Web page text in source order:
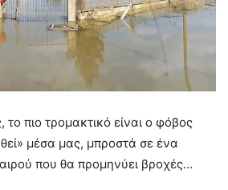
πιο τρομακτικό είναι ο φόβος
μέσα μας, μπροστά σε ένα
που θα προμηνύει βροχές…